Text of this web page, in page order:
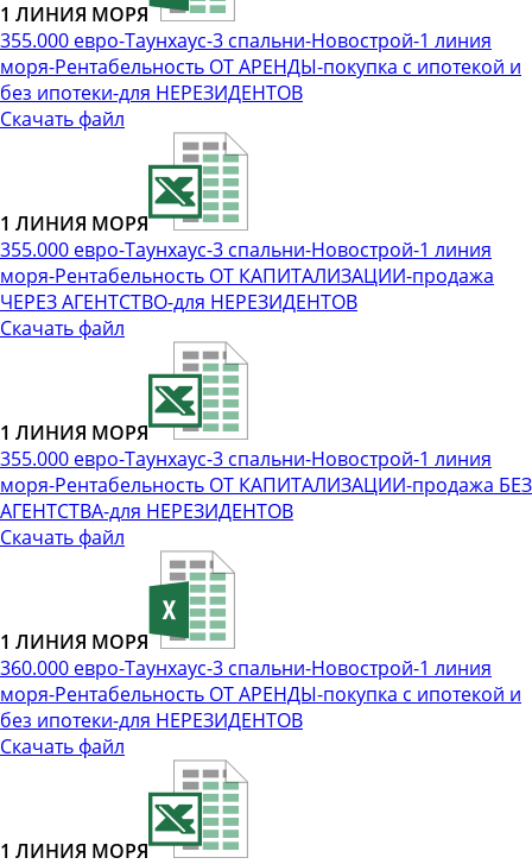
1 ЛИНИЯ МОРЯ
355.000 евро-Таунхаус-3 спальни-Новострой-1 линия
моря-Рентабельность ОТ АРЕНДЫ-покупка с ипотекой и
без ипотеки-для НЕРЕЗИДЕНТОВ
Скачать файл
1 ЛИНИЯ МОРЯ
355.000 евро-Таунхаус-3 спальни-Новострой-1 линия
моря-Рентабельность ОТ КАПИТАЛИЗАЦИИ-продажа
ЧЕРЕЗ АГЕНТСТВО-для НЕРЕЗИДЕНТОВ
Скачать файл
1 ЛИНИЯ МОРЯ
355.000 евро-Таунхаус-3 спальни-Новострой-1 линия
моря-Рентабельность ОТ КАПИТАЛИЗАЦИИ-продажа БЕЗ
АГЕНТСТВА-для НЕРЕЗИДЕНТОВ
Скачать файл
1 ЛИНИЯ МОРЯ
360.000 евро-Таунхаус-3 спальни-Новострой-1 линия
моря-Рентабельность ОТ АРЕНДЫ-покупка с ипотекой и
без ипотеки-для НЕРЕЗИДЕНТОВ
Скачать файл
1 ЛИНИЯ МОРЯ